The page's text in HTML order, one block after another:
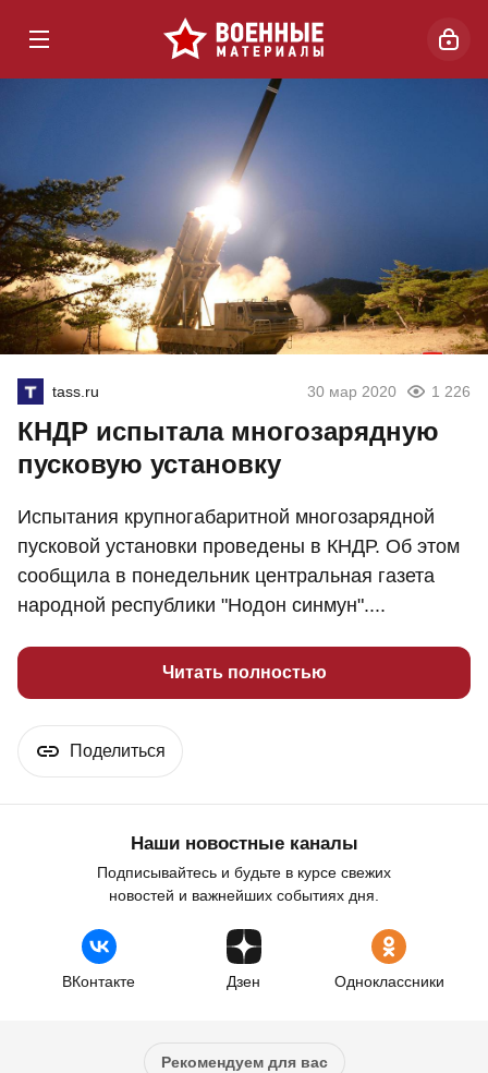
tass.ru 30 мар 2020 1 226
КНДР испытала многозарядную
пусковую установку
Испытания крупногабаритной многозарядной
пусковой установки проведены в КНДР. Об этом
сообщила в понедельник центральная газета
народной республики "Нодон синмун"....
Читать полностью
Поделиться
Наши новостные каналы
Подписывайтесь и будьте в курсе свежих
новостей и важнейших событиях дня.
ВКонтакте Дзен Одноклассники
Рекомендуем для вас